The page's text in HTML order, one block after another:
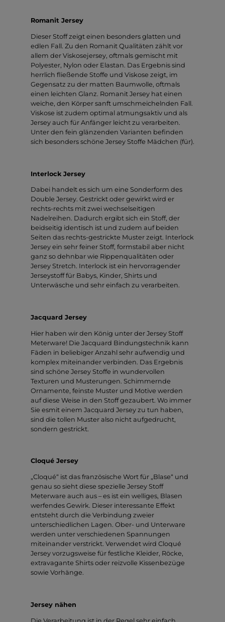
Romanit Jersey
Dieser Stoff zeigt einen besonders glatten und
edlen Fall. Zu den Romanit Qualitäten zählt vor
allem der Viskosejersey, oftmals gemischt mit
Polyester, Nylon oder Elastan. Das Ergebnis sind
herrlich fließende Stoffe und Viskose zeigt, im
Gegensatz zu der matten Baumwolle, oftmals
einen leichten Glanz. Romanit Jersey hat einen
weiche, den Körper sanft umschmeichelnden Fall.
Viskose ist zudem optimal atmungsaktiv und als
Jersey auch für Anfänger leicht zu verarbeiten.
Unter den fein glänzenden Varianten befinden
sich besonders schöne Jersey Stoffe Mädchen (für).
Interlock Jersey
Dabei handelt es sich um eine Sonderform des
Double Jersey. Gestrickt oder gewirkt wird er
rechts-rechts mit zwei wechselseitigen
Nadelreihen. Dadurch ergibt sich ein Stoff, der
beidseitig identisch ist und zudem auf beiden
Seiten das rechts-gestrickte Muster zeigt. Interlock
Jersey ein sehr feiner Stoff, formstabil aber nicht
ganz so dehnbar wie Rippenqualitäten oder
Jersey Stretch. Interlock ist ein hervorragender
Jerseystoff für Babys, Kinder, Shirts und
Unterwäsche und sehr einfach zu verarbeiten.
Jacquard Jersey
Hier haben wir den König unter der Jersey Stoff
Meterware! Die Jacquard Bindungstechnik kann
Fäden in beliebiger Anzahl sehr aufwendig und
komplex miteinander verbinden. Das Ergebnis
sind schöne Jersey Stoffe in wundervollen
Texturen und Musterungen. Schimmernde
Ornamente, feinste Muster und Motive werden
auf diese Weise in den Stoff gezaubert. Wo immer
Sie esmit einem Jacquard Jersey zu tun haben,
sind die tollen Muster also nicht aufgedrucht,
sondern gestrickt.
Cloqué Jersey
„Cloqué“ ist das französische Wort für „Blase“ und
genau so sieht diese spezielle Jersey Stoff
Meterware auch aus – es ist ein welliges, Blasen
werfendes Gewirk. Dieser interessante Effekt
entsteht durch die Verbindung zweier
unterschiedlichen Lagen. Ober- und Unterware
werden unter verschiedenen Spannungen
miteinander verstrickt. Verwendet wird Cloqué
Jersey vorzugsweise für festliche Kleider, Röcke,
extravagante Shirts oder reizvolle Kissenbezüge
sowie Vorhänge.
Jersey nähen